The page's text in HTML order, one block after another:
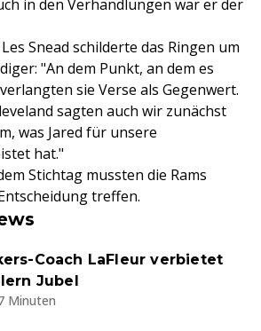
in den Verhandlungen war er der
Snead schilderte das Ringen um
"An dem Punkt, an dem es
sie Verse als Gegenwert.
sagten auch wir zunächst
was Jared für unsere
hat."
Stichtag mussten die Rams
treffen.
Coach LaFleur verbietet
Jubel
Minuten